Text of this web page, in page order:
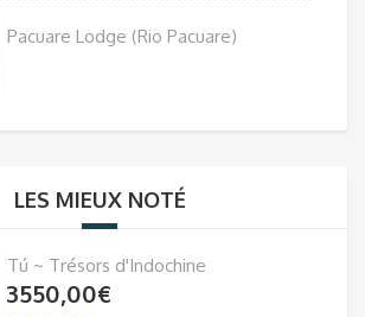
Pacuare Lodge (Rio Pacuare)
LES MIEUX NOTÉ
Tú ~ Trésors d'Indochine
3550,00€